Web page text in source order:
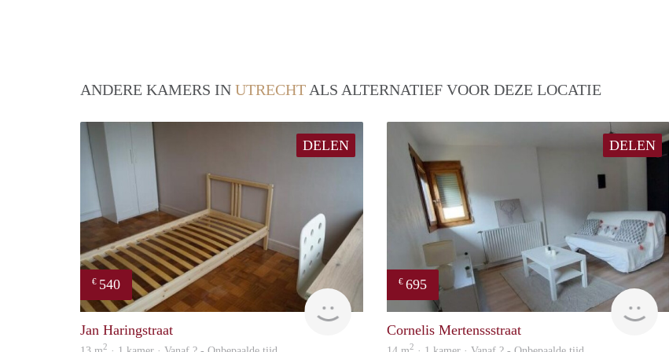
ANDERE KAMERS IN UTRECHT ALS ALTERNATIEF VOOR DEZE LOCATIE
DELEN
€ 540
Jan Haringstraat
2
DELEN
€ 695
Cornelis Mertenssstraat
2